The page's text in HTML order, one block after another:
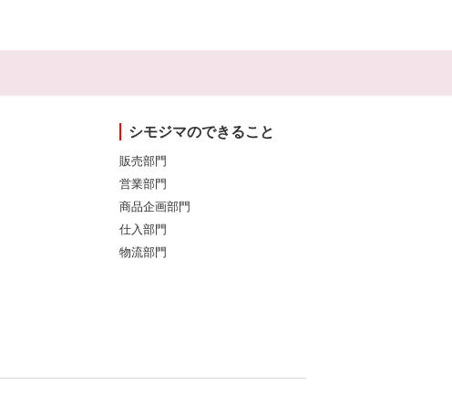
シモジマのできること
販売部門
営業部門
商品企画部門
仕入部門
物流部門